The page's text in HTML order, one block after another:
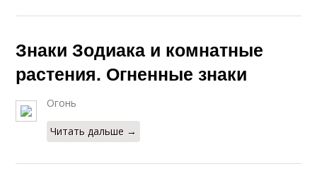
Знаки Зодиака и комнатные
растения. Огненные знаки
Огонь
Читать дальше →